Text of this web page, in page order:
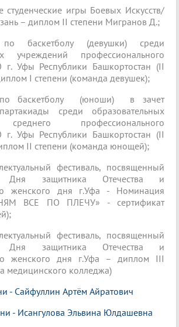
студенческие игры Боевых Искусств/
– диплом II степени Мигранов Д.;
по баскетболу (девушки) среди
учреждений профессионального
г. Уфы Республики Башкортостан (II
I степени (команда девушек);
по баскетболу (юноши) в зачет
среди образовательных
профессионального
г. Уфы Республики Башкортостан (II
II степени (команда юнощей);
фестиваль, посвященный
Дня защитника Отечества и
женского дня г.Уфа - Номинация
ВСЕ ПО ПЛЕЧУ» - сертификат
фестиваль, посвященный
Дня защитника Отечества и
женского дня г.Уфа – диплом III
медицинского колледжа)
- Сайфуллин Артём Айратович
- Исангулова Эльвина Юлдашевна